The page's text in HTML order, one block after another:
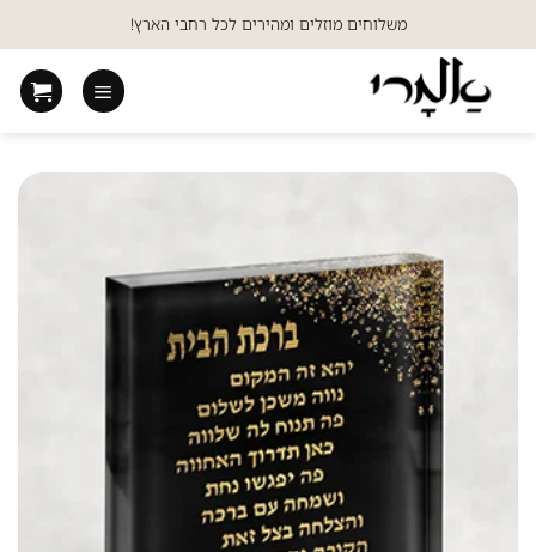
to
content
משלוחים מוזלים ומהירים לכל רחבי הארץ!